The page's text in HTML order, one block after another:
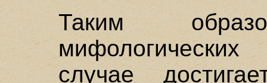
Таким
случае